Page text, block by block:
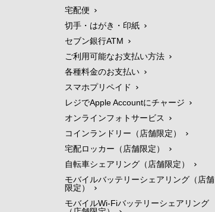
宅配便
切手・はがき・印紙
セブン銀行ATM
ご利用可能なお支払い方法
各種料金のお支払い
スマホプリペイド
レジでApple Accountにチャージ
オンラインフォトサービス
コインランドリー（店舗限定）
宅配ロッカー（店舗限定）
自転車シェアリング（店舗限定）
モバイルバッテリーシェアリング（店舗
限定）
モバイルWi-Fiバッテリーシェアリング